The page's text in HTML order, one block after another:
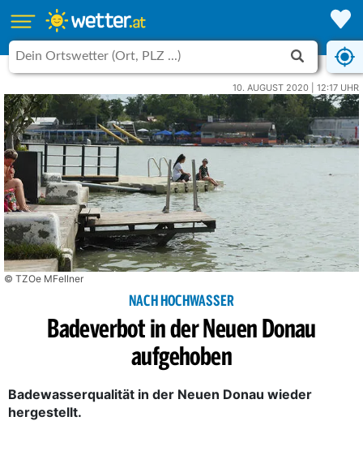
10. AUGUST 2020 | 12:17 UHR
© TZOe MFellner
NACH HOCHWASSER
Badeverbot in der Neuen Donau
aufgehoben
Badewasserqualität in der Neuen Donau wieder
hergestellt.